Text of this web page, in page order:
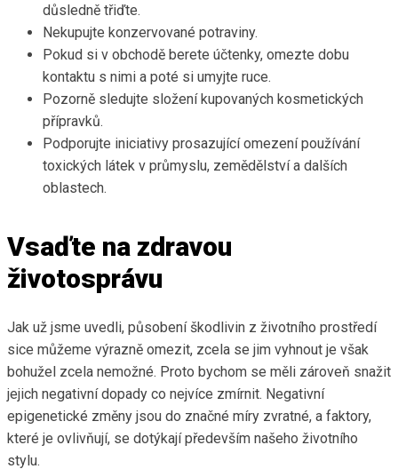
důsledně třiďte.
Nekupujte konzervované potraviny.
Pokud si v obchodě berete účtenky, omezte dobu
kontaktu s nimi a poté si umyjte ruce.
Pozorně sledujte složení kupovaných kosmetických
přípravků.
Podporujte iniciativy prosazující omezení používání
toxických látek v průmyslu, zemědělství a dalších
oblastech.
Vsaďte na zdravou
životosprávu
Jak už jsme uvedli, působení škodlivin z životního prostředí
sice můžeme výrazně omezit, zcela se jim vyhnout je však
bohužel zcela nemožné. Proto bychom se měli zároveň snažit
jejich negativní dopady co nejvíce zmírnit. Negativní
epigenetické změny jsou do značné míry zvratné, a faktory,
které je ovlivňují, se dotýkají především našeho životního
stylu.